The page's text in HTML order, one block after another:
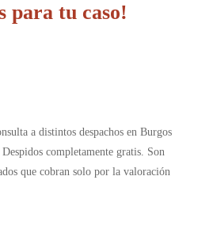
para tu caso!
a distintos despachos en Burgos
Despidos completamente gratis. Son
que cobran solo por la valoración